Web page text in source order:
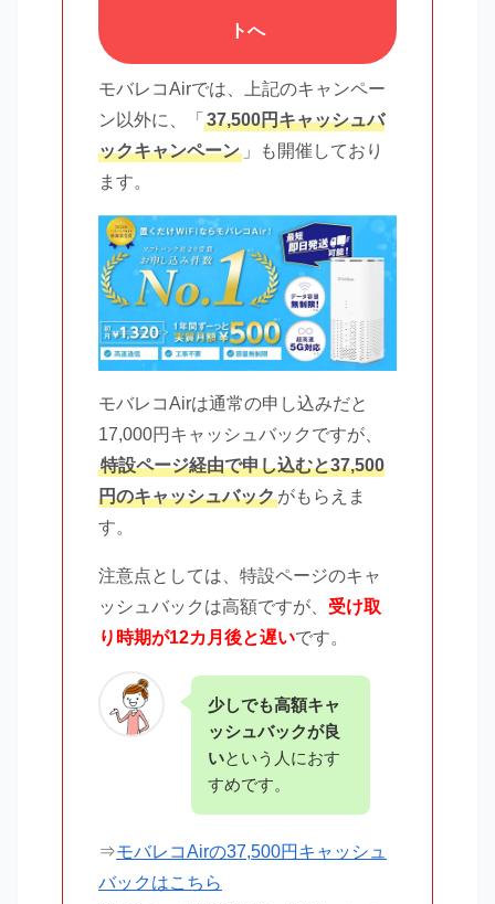
トへ
モバレコAirでは、上記のキャンペー
ン以外に、「 37,500円キャッシュバ
ックキャンペーン 」も開催しており
ます。
モバレコAirは通常の申し込みだと
17,000円キャッシュバックですが、
特設ページ経由で申し込むと37,500
円のキャッシュバックがもらえま
す。
注意点としては、特設ページのキャ
ッシュバックは高額ですが、 受け取
り時期が12カ月後と遅いです。
少しでも高額キャ
ッシュバックが良
いという人におす
すめです。
⇒モバレコAirの37,500円キャッシュ
バックはこちら